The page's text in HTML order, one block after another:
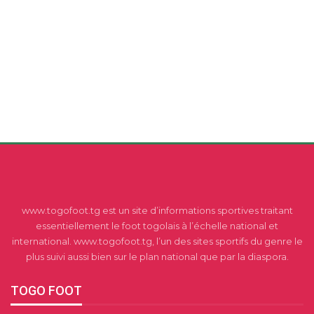
www.togofoot.tg est un site d’informations sportives traitant
essentiellement le foot togolais à l’échelle national et
international. www.togofoot.tg, l’un des sites sportifs du genre le
plus suivi aussi bien sur le plan national que par la diaspora.
TOGO FOOT